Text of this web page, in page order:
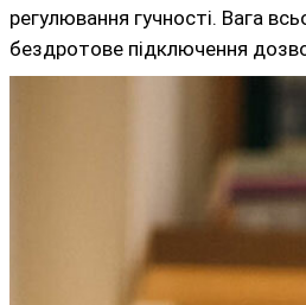
регулювання гучності. Вага
бездротове підключення